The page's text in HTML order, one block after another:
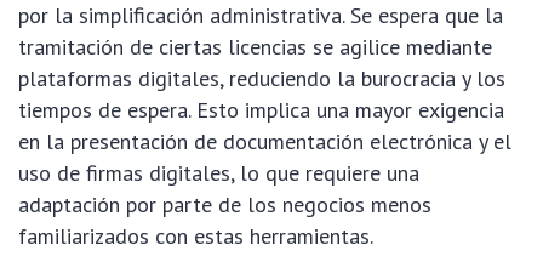
por la simplificación administrativa. Se espera que la
tramitación de ciertas licencias se agilice mediante
plataformas digitales, reduciendo la burocracia y los
tiempos de espera. Esto implica una mayor exigencia
en la presentación de documentación electrónica y el
uso de firmas digitales, lo que requiere una
adaptación por parte de los negocios menos
familiarizados con estas herramientas.